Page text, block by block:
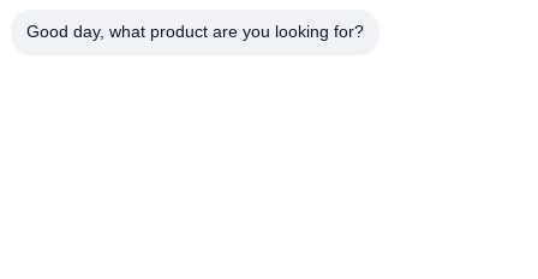
Good day, what product are you looking for?